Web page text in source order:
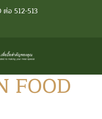
อ 512-513
FOOD